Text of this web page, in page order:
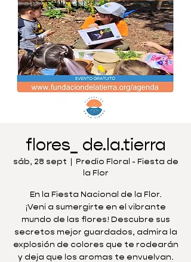
flores_ de.la.tierra
sáb, 28 sept
Predio Floral - Fiesta de
la Flor
En la Fiesta Nacional de la Flor.
¡Veni a sumergirte en el vibrante
mundo de las flores! Descubre sus
secretos mejor guardados, admira la
explosión de colores que te rodearán
y deja que los aromas te envuelvan.